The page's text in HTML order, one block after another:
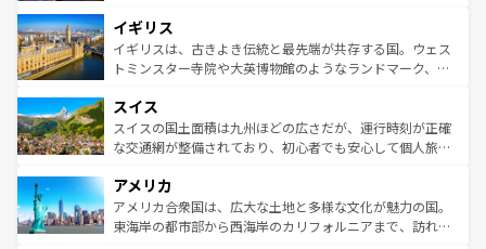
いる。シャンパンの発祥地であるランス、プロヴァンスの
香り高いラベンダー畑など、多彩な楽しみ方が可能だ。さ
らに、パリ以外の地域にも魅力が溢れており、どの街角に
れる地方に足を運ぶとそれぞれで全く異なる文化を体験で
きるだろう。 なお、新着のフランス情報はコンテンツ一覧
を参照してほしい。
顔を持つこの国は、どこを歩いても飽きることがない。ベ
ルリンの文化的活気、バイエルン州のアルプスの絶景、そ
してライン川沿いのワイン畑といった風景は必見。ビール
は、お酒好きな人にはぜひ体験してほしい。 なお、新着の
ドイツ情報はコンテンツ一覧を参照してほしい。
イギリス
イギリスは、古きよき伝統と最先端が共存する国。ウェス
トミンスター寺院や大英博物館のようなランドマーク、歴
リアごとに異なる魅力がある。また、優雅なアフタヌーン
ティー、ビール好きにはたまらない英国パブ、サッカー観
戦など、本場だからこそできる体験も豊富。イギリスを旅
ンツ一覧を参照してほしい。
スイス
スイスの国土面積は九州ほどの広さだが、運行時刻が正確
な交通網が整備されており、初心者でも安心して個人旅行
の建物がそのまま残る町や、スイスならではのユニークな
博物館もあり、アルプス観光だけでなく町歩きも満喫する
ことができる。国民の所得が高いため物価も高いが、旅行
アメリカ
アメリカ合衆国は、広大な土地と多様な文化が魅力の国。
東海岸の都市部から西海岸のカリフォルニアまで、訪れる